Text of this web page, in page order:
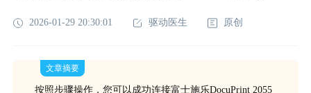
2026-01-29 20:30:01 驱动医生 原创
文章摘要
按照步骤操作，您可以成功连接富士施乐DocuPrint 2055